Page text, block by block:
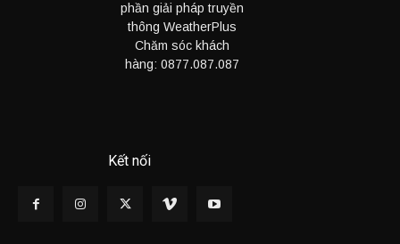
phần giải pháp truyền
thông WeatherPlus
Chăm sóc khách
hàng: 0877.087.087
Kết nối